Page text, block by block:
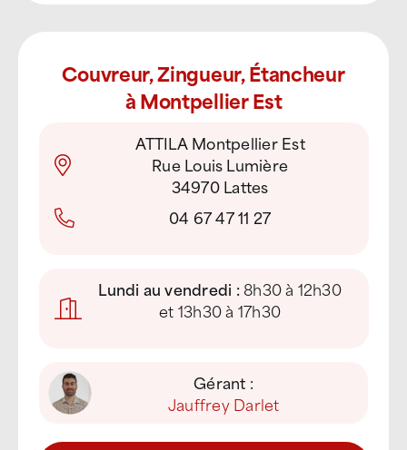
Couvreur, Zingueur, Étancheur
à Montpellier Est
ATTILA Montpellier Est
Rue Louis Lumière
34970 Lattes
04 67 47 11 27
Lundi au vendredi :8h30 à 12h30
et 13h30 à 17h30
Gérant :
Jauffrey Darlet